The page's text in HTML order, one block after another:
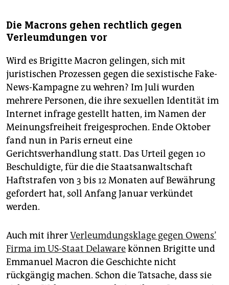
Die Macrons gehen rechtlich gegen
Verleumdungen vor
Wird es Brigitte Macron gelingen, sich mit
juristischen Prozessen gegen die sexistische Fake-
News-Kampagne zu wehren? Im Juli wurden
mehrere Personen, die ihre sexuellen Identität im
Internet infrage gestellt hatten, im Namen der
Meinungsfreiheit freigesprochen. Ende Oktober
fand nun in Paris erneut eine
Gerichtsverhandlung statt. Das Urteil gegen 10
Beschuldigte, für die die Staatsanwaltschaft
Haftstrafen von 3 bis 12 Monaten auf Bewährung
gefordert hat, soll Anfang Januar verkündet
werden.
Auch mit ihrerVerleumdungsklage gegen Owens’
Firma im US-Staat Delawarekönnen Brigitte und
Emmanuel Macron die Geschichte nicht
rückgängig machen. Schon die Tatsache, dass sie